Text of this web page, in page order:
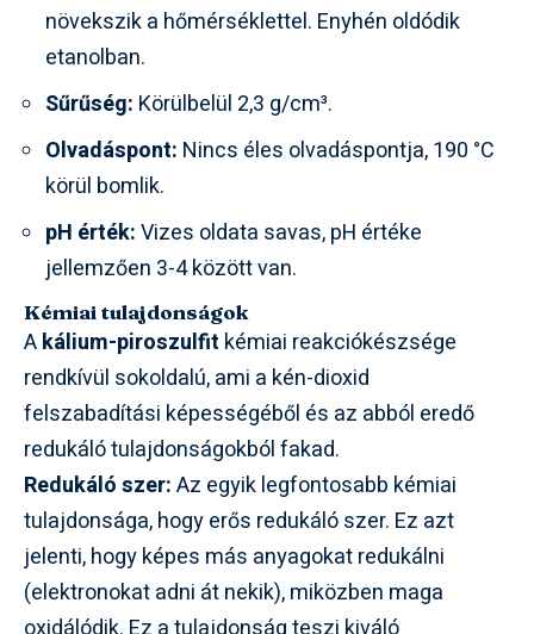
növekszik a hőmérséklettel. Enyhén oldódik
etanolban.
Sűrűség: Körülbelül 2,3 g/cm³.
Olvadáspont: Nincs éles olvadáspontja, 190 °C
körül bomlik.
pH érték:Vizes oldata savas, pH értéke
jellemzően 3-4 között van.
Kémiai tulajdonságok
Akálium-piroszulfit kémiai reakciókészsége
rendkívül sokoldalú, ami a kén-dioxid
felszabadítási képességéből és az abból eredő
redukáló tulajdonságokból fakad.
Redukáló szer:Az egyik legfontosabb kémiai
tulajdonsága, hogy erős redukáló szer. Ez azt
jelenti, hogy képes más anyagokat redukálni
(elektronokat adni át nekik), miközben maga